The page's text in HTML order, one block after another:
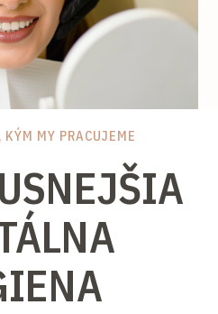
MY PRACUJEME